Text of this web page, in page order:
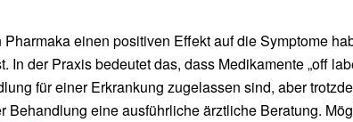
einen positiven Effekt auf die Symptome
der Praxis bedeutet das, dass Medikamente „off
für einer Erkrankung zugelassen sind, aber
Behandlung eine ausführliche ärztliche Beratung.